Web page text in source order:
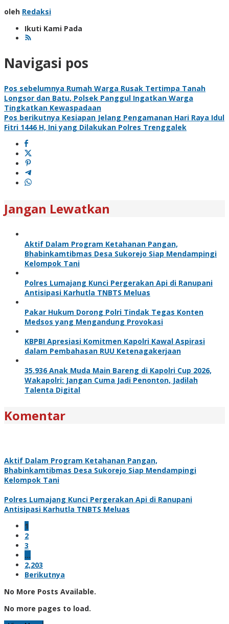
oleh Redaksi
Ikuti Kami Pada
Navigasi pos
Pos sebelumnya Rumah Warga Rusak Tertimpa Tanah
Longsor dan Batu, Polsek Panggul Ingatkan Warga
Tingkatkan Kewaspadaan
Pos berikutnya Kesiapan Jelang Pengamanan Hari Raya Idul
Fitri 1446 H, Ini yang Dilakukan Polres Trenggalek
Jangan Lewatkan
Aktif Dalam Program Ketahanan Pangan,
Bhabinkamtibmas Desa Sukorejo Siap Mendampingi
Kelompok Tani
Polres Lumajang Kunci Pergerakan Api di Ranupani
Antisipasi Karhutla TNBTS Meluas
Pakar Hukum Dorong Polri Tindak Tegas Konten
Medsos yang Mengandung Provokasi
KBPBI Apresiasi Komitmen Kapolri Kawal Aspirasi
dalam Pembahasan RUU Ketenagakerjaan
35.936 Anak Muda Main Bareng di Kapolri Cup 2026,
Wakapolri: Jangan Cuma Jadi Penonton, Jadilah
Talenta Digital
Komentar
Aktif Dalam Program Ketahanan Pangan,
Bhabinkamtibmas Desa Sukorejo Siap Mendampingi
Kelompok Tani
Polres Lumajang Kunci Pergerakan Api di Ranupani
Antisipasi Karhutla TNBTS Meluas
1
2
3
…
2,203
Berikutnya
No More Posts Available.
No more pages to load.